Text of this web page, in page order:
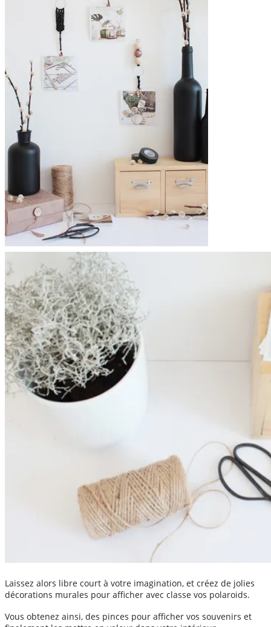
Laissez alors libre court à votre imagination, et créez de jolies
décorations murales pour afficher avec classe vos polaroids.
Vous obtenez ainsi, des pinces pour afficher vos souvenirs et